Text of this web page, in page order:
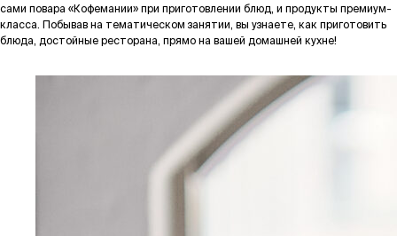
сами повара «Кофемании» при приготовлении блюд, и продукты премиум-
класса. Побывав на тематическом занятии, вы узнаете, как приготовить
блюда, достойные ресторана, прямо на вашей домашней кухне!